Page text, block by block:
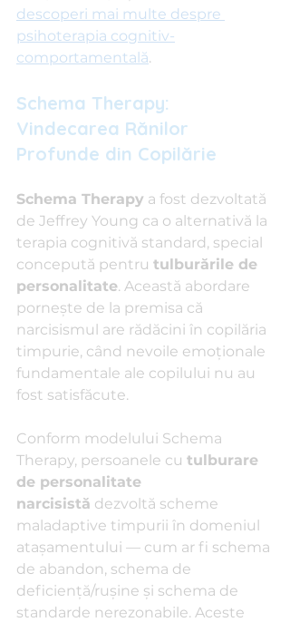
descoperi mai multe despre
psihoterapia cognitiv-
comportamentală.
Schema Therapy:
Vindecarea Rănilor
Profunde din Copilărie
Schema Therapy a fost dezvoltată
de Jeffrey Young ca o alternativă la
terapia cognitivă standard, special
concepută pentru tulburările de
personalitate. Această abordare
pornește de la premisa că
narcisismul are rădăcini în copilăria
timpurie, când nevoile emoționale
fundamentale ale copilului nu au
fost satisfăcute.
Conform modelului Schema
Therapy, persoanele cu tulburare
de personalitate
narcisistă dezvoltă scheme
maladaptive timpurii în domeniul
atașamentului — cum ar fi schema
de abandon, schema de
deficiență/rușine și schema de
standarde nerezonabile. Aceste